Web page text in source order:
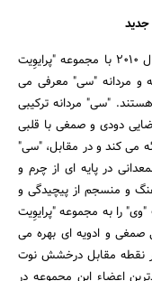
در سال 2010 با مجموعه "پرایوِیت
و مردانه "سی" معرفی می
"سی" مردانه ترکیبی
دودی و صمغی با قلبی
می کند و در مقابل، "سی"
در پایه ای از چرم و
و منسجم از پیچیدگی و
"پرووِنزانو" در سال 2012 جفت "وی" را به مجموعه "پرایوِیت
صمغی و ادویه ای بهره می
نقطه مقابل درخشش نوت